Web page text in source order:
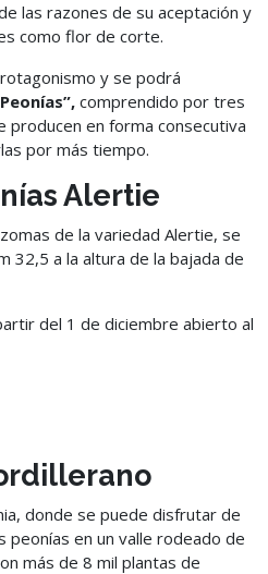
las razones de su aceptación y
como flor de corte.
y se podrá
comprendido por tres
producen en forma consecutiva
por más tiempo.
Alertie
de la variedad Alertie, se
32,5 a la altura de la bajada de
del 1 de diciembre abierto al
donde se puede disfrutar de
peonías en un valle rodeado de
más de 8 mil plantas de